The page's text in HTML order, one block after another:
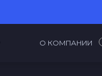
О КОМПАНИИ